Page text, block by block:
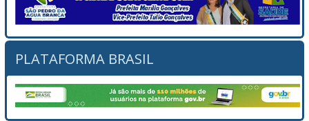
PLATAFORMA BRASIL